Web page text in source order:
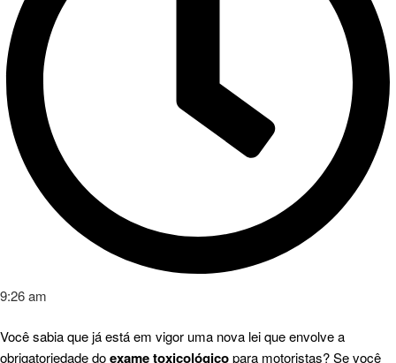
9:26 am
Você sabia que já está em vigor uma nova lei que envolve a
obrigatoriedade doexame toxicológicopara motoristas? Se você